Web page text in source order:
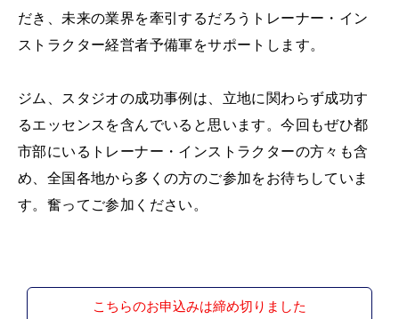
だき、未来の業界を牽引するだろうトレーナー・イン
ストラクター経営者予備軍をサポートします。
ジム、スタジオの成功事例は、立地に関わらず成功す
るエッセンスを含んでいると思います。今回もぜひ都
市部にいるトレーナー・インストラクターの方々も含
め、全国各地から多くの方のご参加をお待ちしていま
す。奮ってご参加ください。
こちらのお申込みは締め切りました